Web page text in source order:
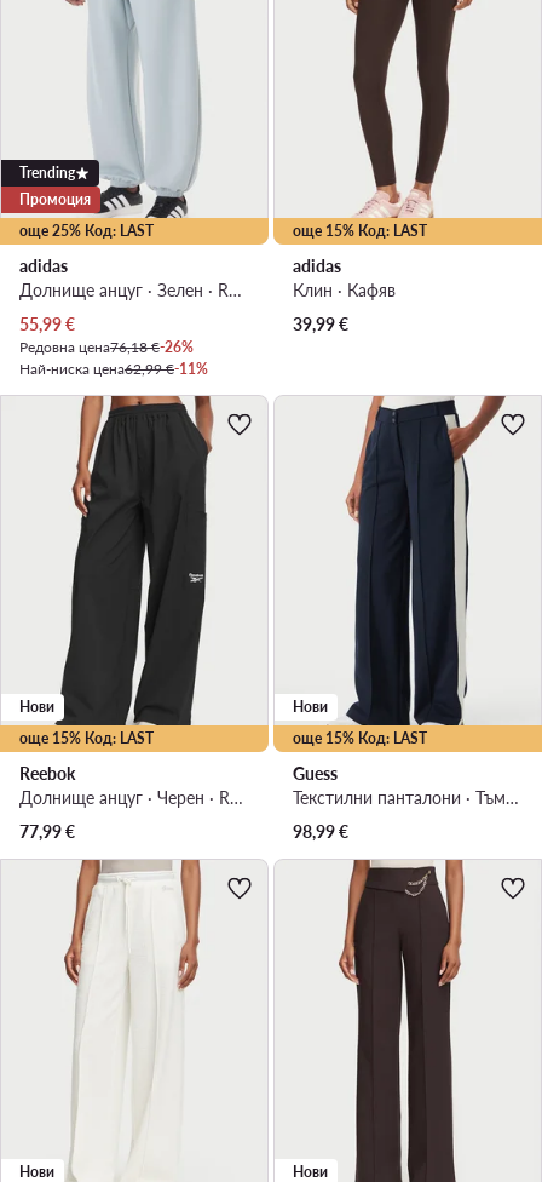
още 25% Код: LAST
Trending
Промоция
adidas
Долнище анцуг · Зелен · Relaxed Fit
Актуална цена
55,99€
Редовна цена76,18 €-26%
Най-ниска цена62,99 €-11%
още 15% Код: LAST
adidas
Клин · Кафяв
39,99€
още 15% Код: LAST
Нови
Reebok
Долнище анцуг · Черен · Relaxed Fit
77,99€
още 15% Код: LAST
Нови
Guess
Текстилни панталони · Тъмносин · Relaxed Fit
98,99€
Нови Нови